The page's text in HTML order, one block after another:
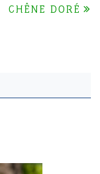
CHÊNE DORÉ